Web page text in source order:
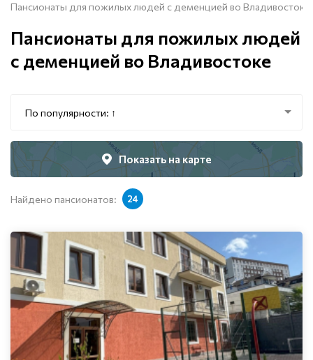
Пансионаты для пожилых людей с деменцией во Владивостоке
Пансионаты для пожилых людей
с деменцией во Владивостоке
По популярности: ↑
Показать на карте
Найдено пансионатов: 24